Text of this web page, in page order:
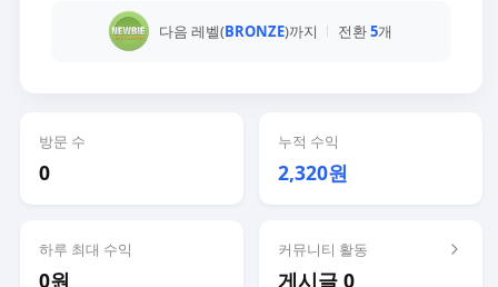
다음 레벨(BRONZE)까지 전환5개
방문 수
0
누적 수익
2,320원
하루 최대 수익
0원
커뮤니티 활동
게시글 0